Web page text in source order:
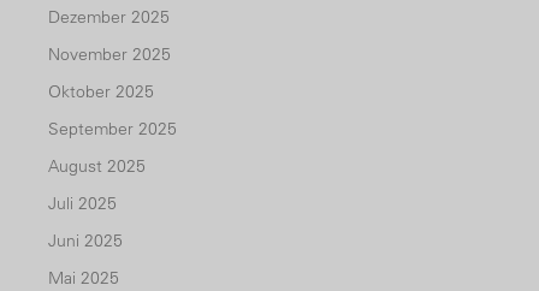
Dezember 2025
November 2025
Oktober 2025
September 2025
August 2025
Juli 2025
Juni 2025
Mai 2025